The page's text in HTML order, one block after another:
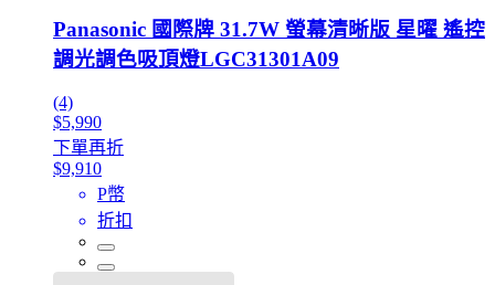
Panasonic 國際牌 31.7W 螢幕清晰版 星曜 遙控
調光調色吸頂燈LGC31301A09
(4)
$5,990
下單再折
$9,910
P幣
折扣